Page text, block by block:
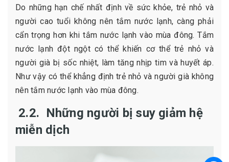
Do những hạn chế nhất định về sức khỏe, trẻ nhỏ và
người cao tuổi không nên tắm nước lạnh, càng phải
cẩn trọng hơn khi tắm nước lạnh vào mùa đông. Tắm
nước lạnh đột ngột có thể khiến cơ thể trẻ nhỏ và
người già bị sốc nhiệt, làm tăng nhịp tim và huyết áp.
Như vậy có thể khẳng định trẻ nhỏ và người già không
nên tắm nước lạnh vào mùa đông.
2.2. Những người bị suy giảm hệ
miễn dịch